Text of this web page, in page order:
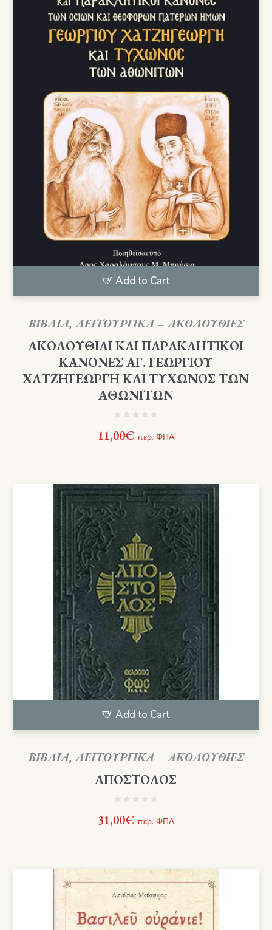
Add to Cart
ΒΙΒΛΙΑ,ΛΕΙΤΟΥΡΓΙΚΑ – ΑΚΟΛΟΥΘΙΕΣ
ΑΚΟΛΟΥΘΙΑΙ ΚΑΙ ΠΑΡΑΚΛΗΤΙΚΟΙ
ΚΑΝΟΝΕΣ ΑΓ. ΓΕΩΡΓΙΟΥ
ΧΑΤΖΗΓΕΩΡΓΗ ΚΑΙ ΤΥΧΩΝΟΣ ΤΩΝ
ΑΘΩΝΙΤΩΝ
11,00€ περ. ΦΠΑ
Add to Cart
ΒΙΒΛΙΑ,ΛΕΙΤΟΥΡΓΙΚΑ – ΑΚΟΛΟΥΘΙΕΣ
ΑΠΟΣΤΟΛΟΣ
31,00€ περ. ΦΠΑ